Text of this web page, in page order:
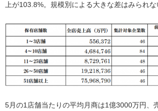
上が103.8%。規模別による大きな差はみられな
5月の1店舗当たりの平均月商は1億3000万円、